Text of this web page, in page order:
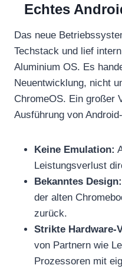
Echtes
Das neue
Techstack und lief
Aluminium OS. Es
Neuentwicklung, nicht
ChromeOS. Ein großer
Ausführung von
Keine Emulation:
Leistungsverlust
Bekanntes Design:
der alten
zurück.
Strikte Hardware-
von Partnern wie
Prozessoren mit